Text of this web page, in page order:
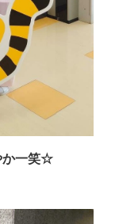
か一笑☆